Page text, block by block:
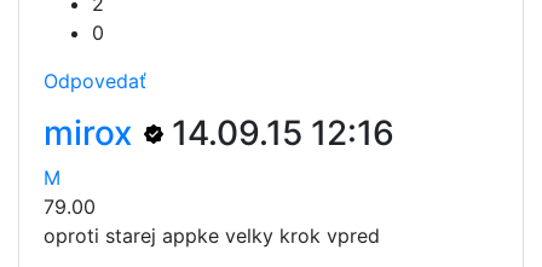
0
Odpovedať
mirox 14.09.15 12:16
M
79.00
oproti starej appke velky krok vpred